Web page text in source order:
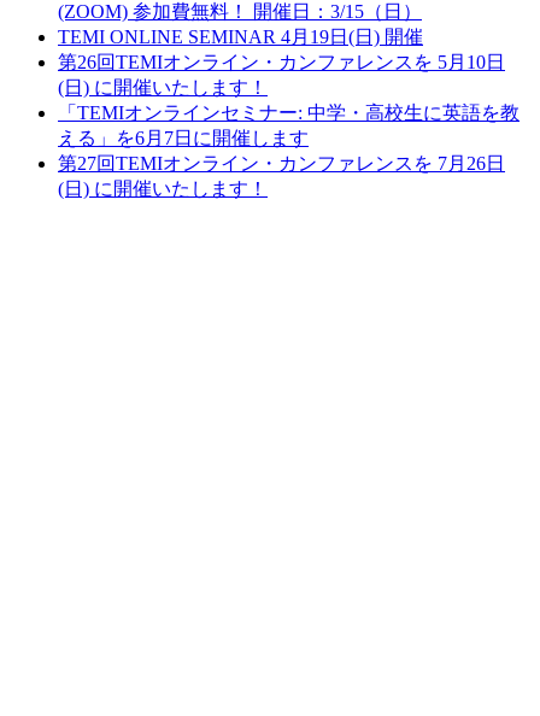
(ZOOM) 参加費無料！ 開催日：3/15（日）
TEMI ONLINE SEMINAR 4月19日(日) 開催
第26回TEMIオンライン・カンファレンスを 5月10日
(日) に開催いたします！
「TEMIオンラインセミナー: 中学・高校生に英語を教
える」を6月7日に開催します
第27回TEMIオンライン・カンファレンスを 7月26日
(日) に開催いたします！